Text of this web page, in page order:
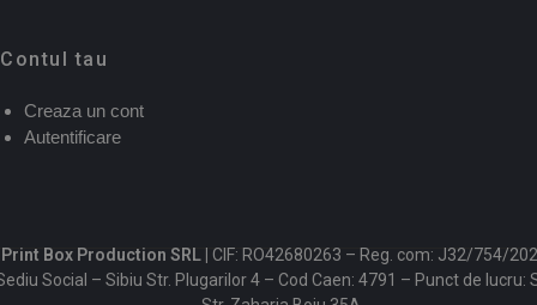
Contul tau
Creaza un cont
Autentificare
Print Box Production SRL | CIF: RO42680263 – Reg. com: J32/754/
Social – Sibiu Str. Plugarilor 4 – Cod Caen: 4791 – Punct de lucru: